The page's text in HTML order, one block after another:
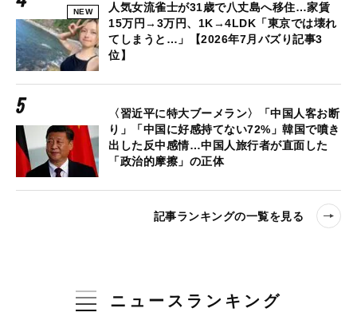
NEW
人気女流雀士が31歳で八丈島へ移住…家賃
15万円→3万円、1K→4LDK「東京では壊れ
てしまうと…」【2026年7月バズり記事3
位】
〈習近平に特大ブーメラン〉「中国人客お断
り」「中国に好感持てない72%」韓国で噴き
出した反中感情…中国人旅行者が直面した
「政治的摩擦」の正体
記事ランキングの一覧を見る
ニュースランキング